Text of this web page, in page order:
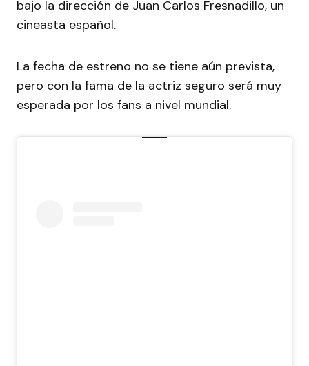
bajo la dirección de Juan Carlos Fresnadillo, un
cineasta español.
La fecha de estreno no se tiene aún prevista,
pero con la fama de la actriz seguro será muy
esperada por los fans a nivel mundial.